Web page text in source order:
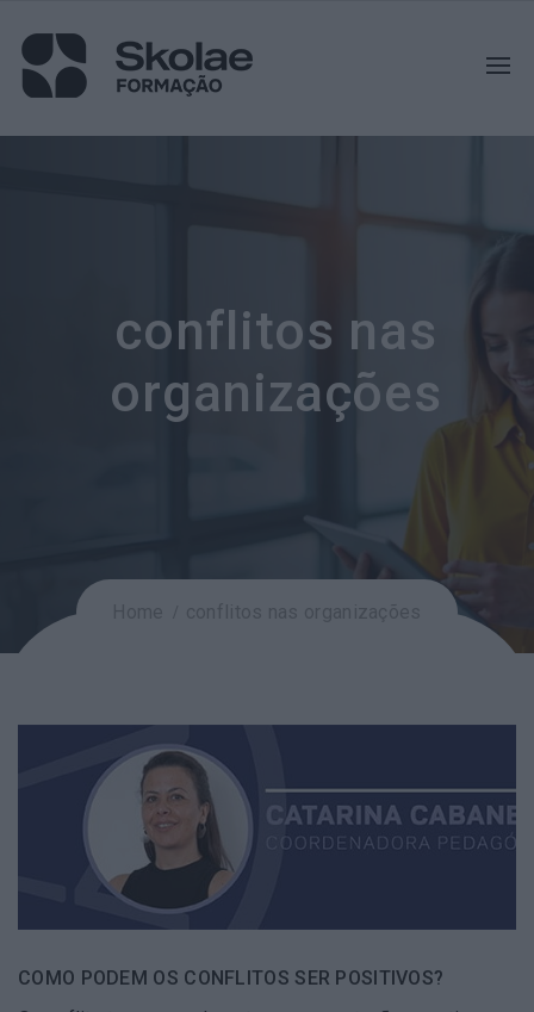
conflitos nas
organizações
COMO PODEM OS CONFLITOS SER POSITIVOS?